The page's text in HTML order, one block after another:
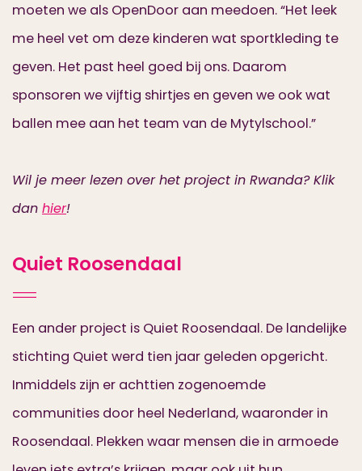
moeten we als OpenDoor aan meedoen. “Het leek
me heel vet om deze kinderen wat sportkleding te
geven. Het past heel goed bij ons. Daarom
sponsoren we vijftig shirtjes en geven we ook wat
ballen mee aan het team van de Mytylschool.”
Wil je meer lezen over het project in Rwanda? Klik
dan hier!
Quiet Roosendaal
Een ander project is Quiet Roosendaal. De landelijke
stichting Quiet werd tien jaar geleden opgericht.
Inmiddels zijn er achttien zogenoemde
communities door heel Nederland, waaronder in
Roosendaal. Plekken waar mensen die in armoede